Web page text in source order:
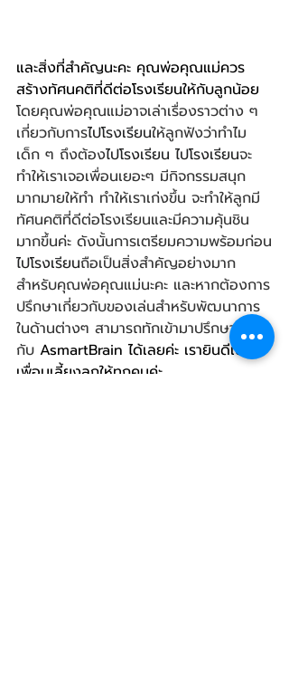
และสิ่งที่สำคัญนะคะ คุณพ่อคุณแม่ควร
สร้างทัศนคติที่ดีต่อโรงเรียนให้กับลูกน้อย
โดยคุณพ่อคุณแม่อาจเล่าเรื่องราวต่าง ๆ
เกี่ยวกับการไปโรงเรียนให้ลูกฟังว่าทำไม
เด็ก ๆ ถึงต้องไปโรงเรียน ไปโรงเรียนจะ
ทำให้เราเจอเพื่อนเยอะๆ มีกิจกรรมสนุก
มากมายให้ทำ ทำให้เราเก่งขึ้น จะทำให้ลูกมี
ทัศนคติที่ดีต่อโรงเรียนและมีความคุ้นชิน
มากขึ้นค่ะ ดังนั้นการเตรียมความพร้อมก่อน
ไปโรงเรียนถือเป็นสิ่งสำคัญอย่างมาก
สำหรับคุณพ่อคุณแม่นะคะ และหากต้องการ
ปรึกษาเกี่ยวกับของเล่นสำหรับพัฒนาการ
ในด้านต่างๆ สามารถทักเข้ามาปรึกษา
กับ AsmartBrain ได้เลยค่ะ เรายินดีเป็น
เพื่อนเลี้ยงลูกให้ทุกคนค่ะ